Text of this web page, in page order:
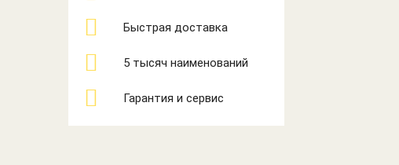
Быстрая доставка
5 тысяч наименований
Гарантия и сервис